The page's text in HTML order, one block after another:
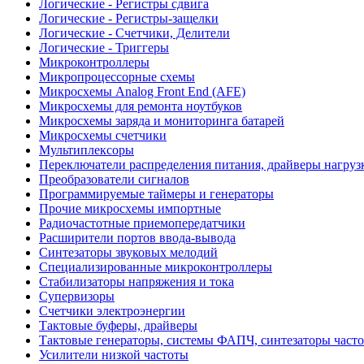
Логические - Регистры сдвига
Логические - Регистры-защелки
Логические - Счетчики, Делители
Логические - Триггеры
Микроконтроллеры
Микропроцессорные схемы
Микросхемы Analog Front End (AFE)
Микросхемы для ремонта ноутбуков
Микросхемы заряда и мониторинга батарей
Микросхемы счетчики
Мультиплексоры
Переключатели распределения питания, драйверы
Преобразователи сигналов
Программируемые таймеры и генераторы
Прочие микросхемы импортные
Радиочастотные приемопередатчики
Расширители портов ввода-вывода
Синтезаторы звуковых мелодий
Специализированные микроконтроллеры
Стабилизаторы напряжения и тока
Супервизоры
Счетчики электроэнергии
Тактовые буферы, драйверы
Тактовые генераторы, системы ФАПЧ, синтезаторы
Усилители низкой частоты